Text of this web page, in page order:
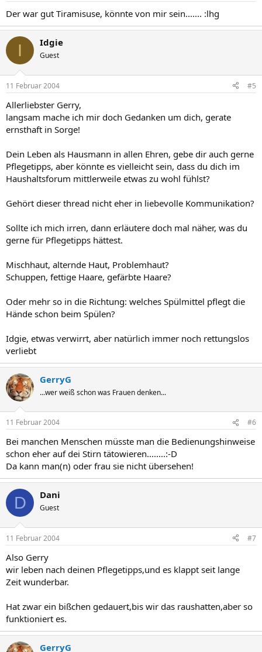
Der war gut Tiramisuse, könnte von mir sein....... :lhg
I Idgie
Guest
11 Februar 2004 #5
Allerliebster Gerry,
langsam mache ich mir doch Gedanken um dich, gerate
ernsthaft in Sorge!
Dein Leben als Hausmann in allen Ehren, gebe dir auch gerne
Pflegetipps, aber könnte es vielleicht sein, dass du dich im
Haushaltsforum mittlerweile etwas zu wohl fühlst?
Gehört dieser thread nicht eher in liebevolle Kommunikation?
Sollte ich mich irren, dann erläutere doch mal näher, was du
gerne für Pflegetipps hättest.
Mischhaut, alternde Haut, Problemhaut?
Schuppen, fettige Haare, gefärbte Haare?
Oder mehr so in die Richtung: welches Spülmittel pflegt die
Hände schon beim Spülen?
Idgie, etwas verwirrt, aber natürlich immer noch rettungslos
verliebt
GerryG
...wer weiß schon was Frauen denken...
11 Februar 2004 #6
Bei manchen Menschen müsste man die Bedienungshinweise
schon eher auf dei Stirn tätowieren........:-D
Da kann man(n) oder frau sie nicht übersehen!
D Dani
Guest
11 Februar 2004 #7
Also Gerry
wir leben nach deinen Pflegetipps,und es klappt seit lange
Zeit wunderbar.
Hat zwar ein bißchen gedauert,bis wir das raushatten,aber so
funktioniert es.
GerryG